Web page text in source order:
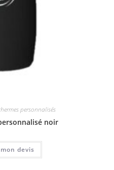
personnalisés
noir
devis